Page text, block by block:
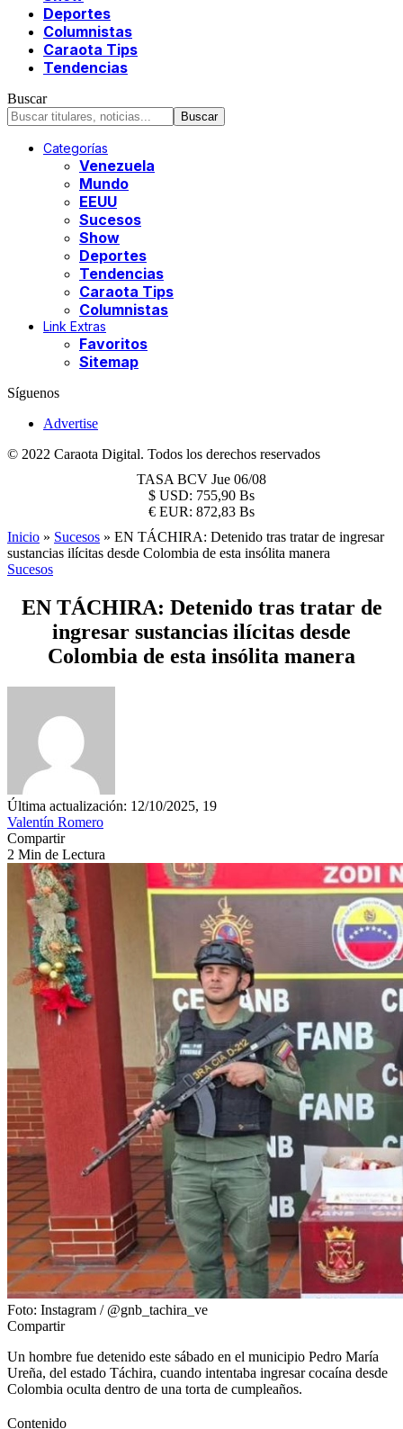
Deportes
Columnistas
Caraota Tips
Tendencias
Buscar
Categorías
Venezuela
Mundo
EEUU
Sucesos
Show
Deportes
Tendencias
Caraota Tips
Columnistas
Link Extras
Favoritos
Sitemap
Síguenos
Advertise
© 2022 Caraota Digital. Todos los derechos reservados
TASA BCV Jue 06/08
$ USD: 755,90 Bs
€ EUR: 872,83 Bs
Inicio » Sucesos » EN TÁCHIRA: Detenido tras tratar de ingresar
sustancias ilícitas desde Colombia de esta insólita manera
Sucesos
EN TÁCHIRA: Detenido tras tratar de
ingresar sustancias ilícitas desde
Colombia de esta insólita manera
Última actualización: 12/10/2025, 19
Valentín Romero
Compartir
2 Min de Lectura
Foto: Instagram / @gnb_tachira_ve
Compartir
Un hombre fue detenido este sábado en el municipio Pedro María
Ureña, del estado Táchira, cuando intentaba ingresar cocaína desde
Colombia oculta dentro de una torta de cumpleaños.
Contenido